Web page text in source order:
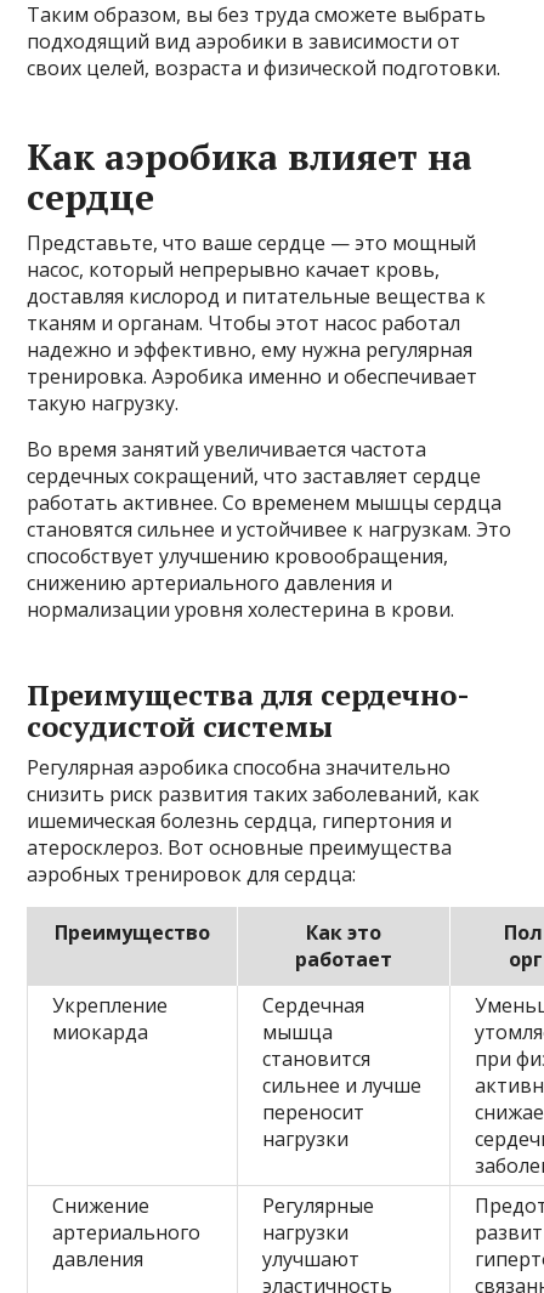
Таким образом, вы без труда сможете выбрать
подходящий вид аэробики в зависимости от
своих целей, возраста и физической подготовки.
Как аэробика влияет на
сердце
Представьте, что ваше сердце — это мощный
насос, который непрерывно качает кровь,
доставляя кислород и питательные вещества к
тканям и органам. Чтобы этот насос работал
надежно и эффективно, ему нужна регулярная
тренировка. Аэробика именно и обеспечивает
такую нагрузку.
Во время занятий увеличивается частота
сердечных сокращений, что заставляет сердце
работать активнее. Со временем мышцы сердца
становятся сильнее и устойчивее к нагрузкам. Это
способствует улучшению кровообращения,
снижению артериального давления и
нормализации уровня холестерина в крови.
Преимущества для сердечно-
сосудистой системы
Регулярная аэробика способна значительно
снизить риск развития таких заболеваний, как
ишемическая болезнь сердца, гипертония и
атеросклероз. Вот основные преимущества
аэробных тренировок для сердца:
Преимущество
Как это
работает
Укрепление
миокарда
Сердечная
мышца
становится
сильнее и лучше
переносит
нагрузки
при
Снижение
артериального
давления
Регулярные
нагрузки
улучшают
эластичность